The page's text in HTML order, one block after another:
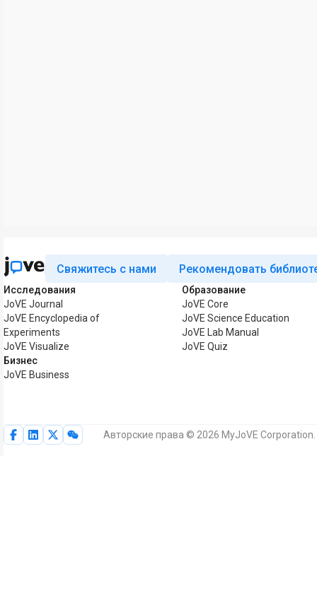
Свяжитесь с нами Рекомендовать
Исследования
JoVE Journal
JoVE Encyclopedia of
Experiments
JoVE Visualize
Бизнес
JoVE Business
Образование
JoVE Core
JoVE Science Education
JoVE Lab Manual
JoVE Quiz
Авторские права © 2026 MyJoVE